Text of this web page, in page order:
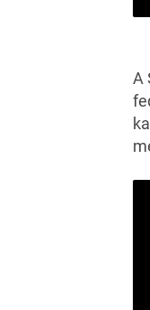
A